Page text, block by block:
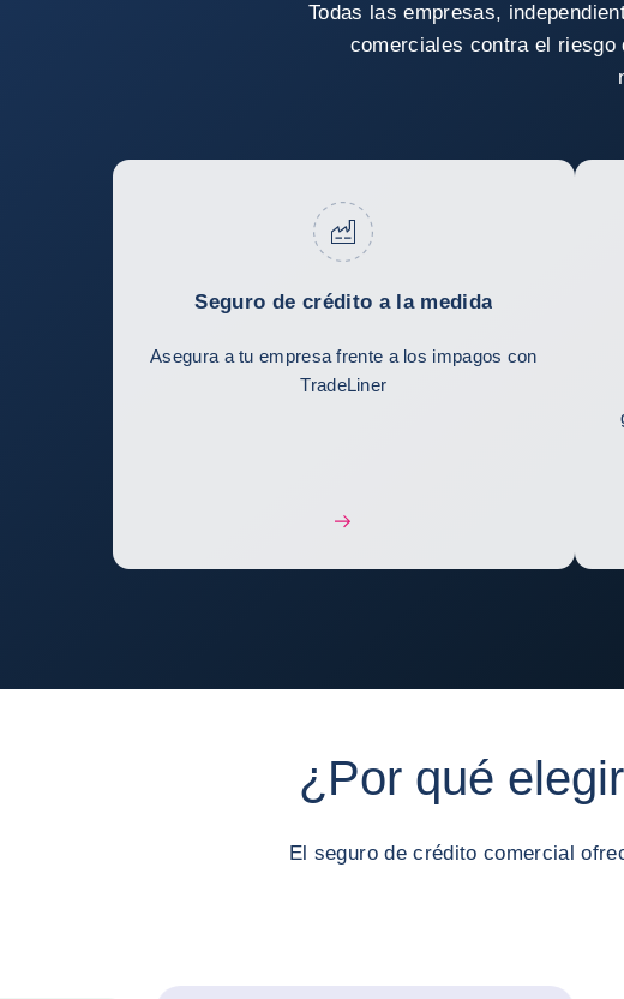
Todas las empresas,
comerciales contra el riesgo
Seguro de crédito a la medida
Asegura a tu empresa frente a los impagos con
TradeLiner
¿Por qué
El seguro de crédito comercial